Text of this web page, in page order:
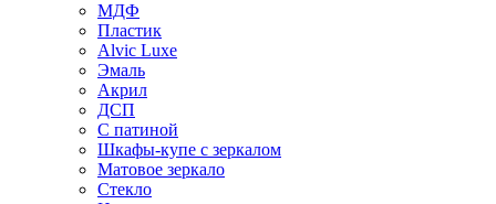
МДФ
Пластик
Alvic Luxe
Эмаль
Акрил
ДСП
С патиной
Шкафы-купе с зеркалом
Матовое зеркало
Стекло